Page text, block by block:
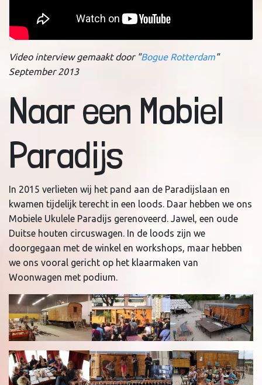
Video interview gemaakt door "Bogue Rotterdam"
September 2013
Naar een Mobiel
Paradijs
In 2015 verlieten wij het pand aan de Paradijslaan en
kwamen tijdelijk terecht in een loods. Daar hebben we ons
Mobiele Ukulele Paradijs gerenoveerd. Jawel, een oude
Duitse houten circuswagen. In de loods zijn we
doorgegaan met de winkel en workshops, maar hebben
we ons vooral gericht op het klaarmaken van
Woonwagen met podium.